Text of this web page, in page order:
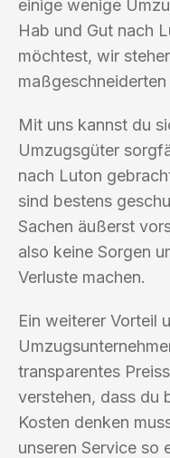
einige wenige
Hab und Gut nach
möchtest, wir
Mit uns kannst du
Umzugsgüter
nach Luton
sind bestens
Sachen äußerst
also keine Sorgen
Verluste machen.
Ein weiterer Vorteil
transparentes
verstehen, dass du
Kosten denken
unseren Service so